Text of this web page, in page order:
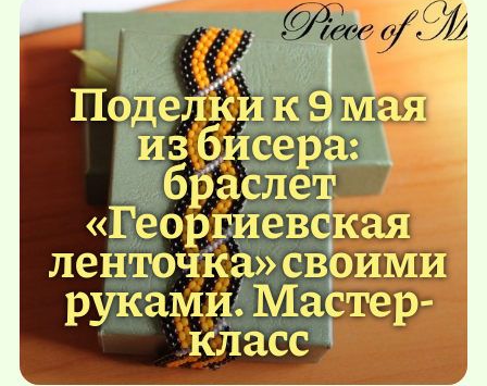
Поделки к 9 мая
из бисера:
браслет
«Георгиевская
ленточка» своими
руками. Мастер-
класс